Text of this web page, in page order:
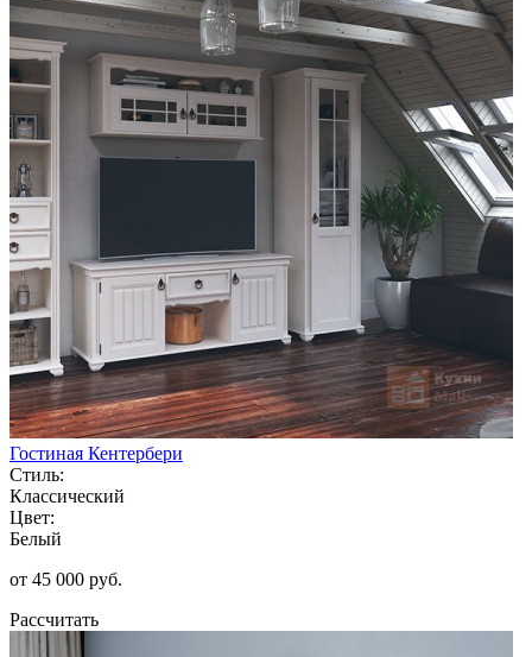
Гостиная Кентербери
Стиль:
Классический
Цвет:
Белый
от 45 000 руб.
Рассчитать